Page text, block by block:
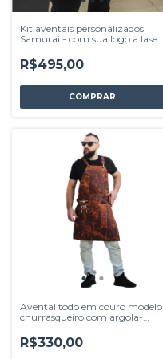
Kit aventais personalizados
Samurai - com sua logo a laser,
R$495,00
COMPRAR
Avental todo em couro modelo
churrasqueiro com argola-
R$330,00